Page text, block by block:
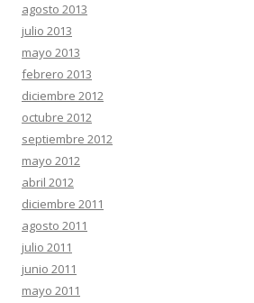
agosto 2013
julio 2013
mayo 2013
febrero 2013
diciembre 2012
octubre 2012
septiembre 2012
mayo 2012
abril 2012
diciembre 2011
agosto 2011
julio 2011
junio 2011
mayo 2011